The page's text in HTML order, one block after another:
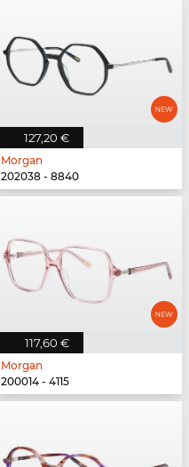
127,20 €
Morgan
202038 - 8840
117,60 €
Morgan
200014 - 4115